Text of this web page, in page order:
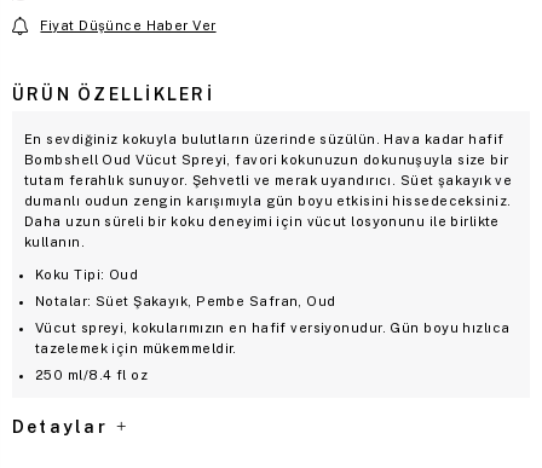
Fiyat Düşünce Haber Ver
ÜRÜN ÖZELLIKLERI
En sevdiğiniz kokuyla bulutların üzerinde süzülün. Hava kadar hafif
Bombshell Oud Vücut Spreyi, favori kokunuzun dokunuşuyla size bir
tutam ferahlık sunuyor. Şehvetli ve merak uyandırıcı. Süet şakayık ve
dumanlı oudun zengin karışımıyla gün boyu etkisini hissedeceksiniz.
Daha uzun süreli bir koku deneyimi için vücut losyonunu ile birlikte
kullanın.
Koku Tipi: Oud
Notalar: Süet Şakayık, Pembe Safran, Oud
Vücut spreyi, kokularımızın en hafif versiyonudur. Gün boyu hızlıca
tazelemek için mükemmeldir.
250 ml/8.4 fl oz
Detaylar